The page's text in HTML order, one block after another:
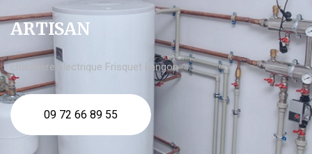
ARTISAN
chaudière électrique Frisquet Langon
09 72 66 89 55